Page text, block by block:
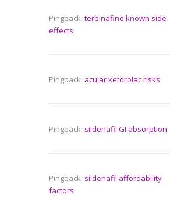
Pingback: terbinafine known side
effects
Pingback: acular ketorolac risks
Pingback: sildenafil GI absorption
Pingback: sildenafil affordability
factors